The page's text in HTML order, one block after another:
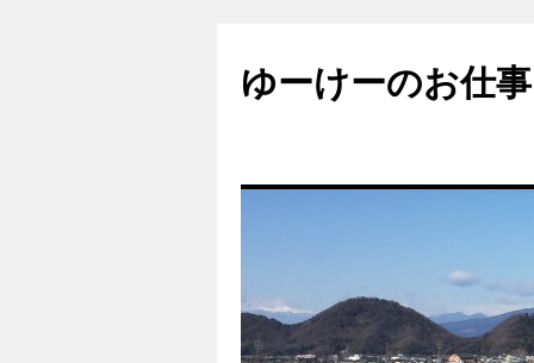
ゆーけーのお仕